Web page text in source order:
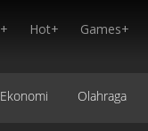
Hot+ Games+
Ekonomi Olahraga